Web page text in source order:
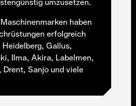
umzusetzen.
haben
erfolgreich
Gallus,
Ilma, Akira, Labelmen,
Sanjo und viele